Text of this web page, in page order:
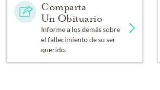
Comparta
Un Obituario
Informe a los demás sobre
el fallecimiento de su ser
querido.